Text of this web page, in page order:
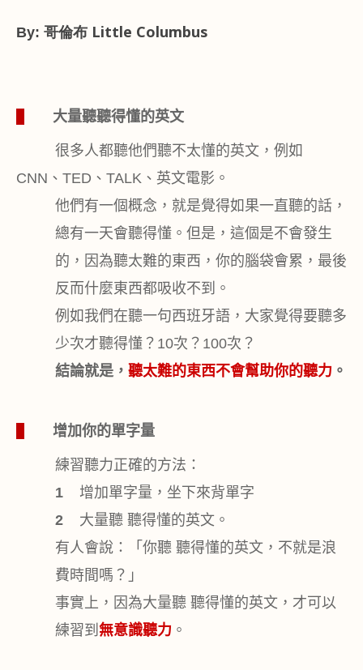
By: 哥倫布 Little Columbus
大量聽聽得懂的英文
很多人都聽他們聽不太懂的英文，例如
CNN 、 TED 、 TALK 、英文電影。
他們有一個概念，就是覺得如果一直聽的話，
總有一天會聽得懂。但是，這個是不會發生
的，因為聽太難的東西，你的腦袋會累，最後
反而什麼東西都吸收不到。
例如我們在聽一句西班牙語，大家覺得要聽多
少次才聽得懂？ 10次？ 100次？
結論就是， 聽太難的東西不會幫助你的聽力 。
增加你的單字量
練習聽力正確的方法：
1
增加單字量，坐下來背單字
2
大量聽 聽得懂的英文。
有人會說：「你聽 聽得懂的英文，不就是浪
費時間嗎？」
事實上，因為大量聽 聽得懂的英文，才可以
練習到 無意識聽力 。